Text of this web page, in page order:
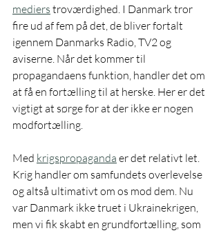
mediers troværdighed. I Danmark tror
fire ud af fem på det, de bliver fortalt
igennem Danmarks Radio, TV2 og
aviserne. Når det kommer til
propagandaens funktion, handler det om
at få en fortælling til at herske. Her er det
vigtigt at sørge for at der ikke er nogen
modfortælling.
Med krigspropaganda er det relativt let.
Krig handler om samfundets overlevelse
og altså ultimativt om os mod dem. Nu
var Danmark ikke truet i Ukrainekrigen,
men vi fik skabt en grundfortælling, som